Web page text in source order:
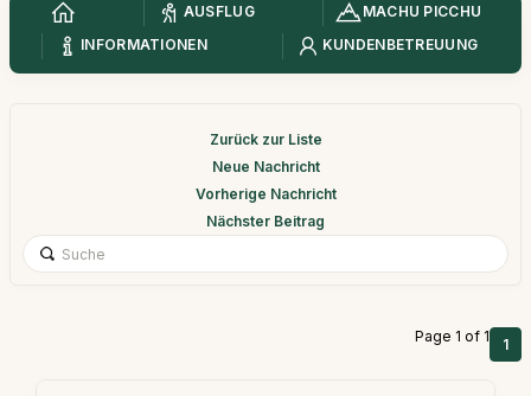
AUSFLUG
MACHU PICCHU
INFORMATIONEN
KUNDENBETREUUNG
Zurück zur Liste
Neue Nachricht
Vorherige Nachricht
Nächster Beitrag
Page 1 of 1 1